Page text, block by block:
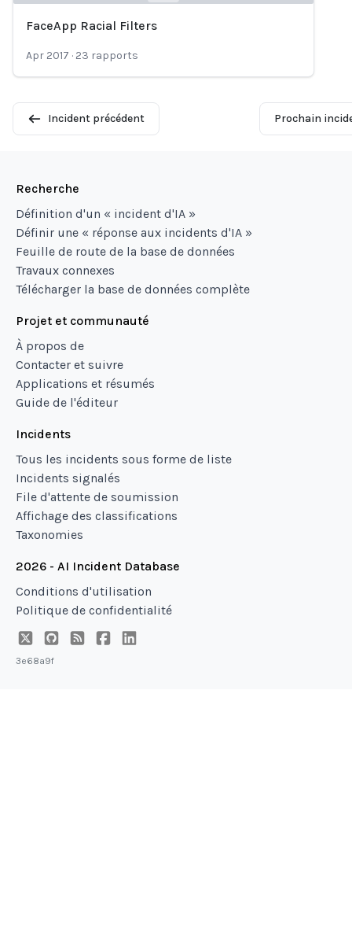
Loading...
FaceApp Racial Filters
Apr 2017 · 23 rapports
Incident précédent Prochain
Recherche
Définition d'un « incident d'IA »
Définir une « réponse aux incidents d'IA »
Feuille de route de la base de données
Travaux connexes
Télécharger la base de données complète
Projet et communauté
À propos de
Contacter et suivre
Applications et résumés
Guide de l'éditeur
Incidents
Tous les incidents sous forme de liste
Incidents signalés
File d'attente de soumission
Affichage des classifications
Taxonomies
2026 - AI Incident Database
Conditions d'utilisation
Politique de confidentialité
3e68a9f